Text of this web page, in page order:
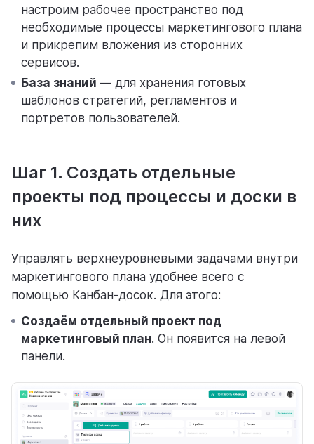
настроим рабочее пространство под
необходимые процессы маркетингового плана
и прикрепим вложения из сторонних
сервисов.
База знаний — для хранения готовых
шаблонов стратегий, регламентов и
портретов пользователей.
Шаг 1. Создать отдельные
проекты под процессы и доски в
них
Управлять верхнеуровневыми задачами внутри
маркетингового плана удобнее всего с
помощью Канбан-досок. Для этого:
Создаём отдельный проект под
маркетинговый план. Он появится на левой
панели.